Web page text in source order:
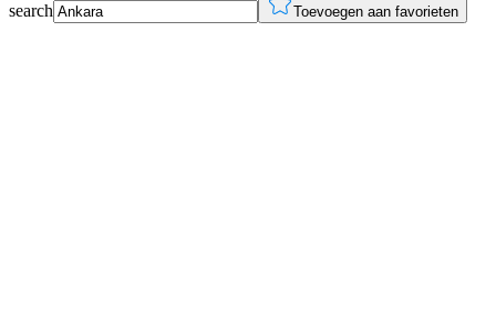
search Toevoegen aan favorieten